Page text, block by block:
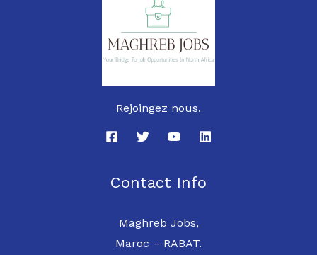
Rejoingez nous.
Contact Info
Maghreb Jobs,
Maroc – RABAT.